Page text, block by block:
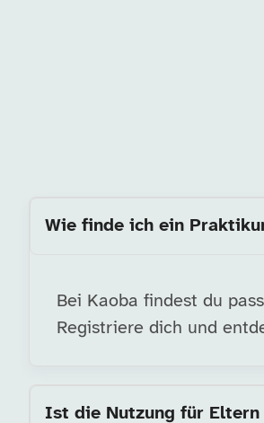
Wie finde ich ein
Bei Kaoba findest du
Registriere dich und
Ist die Nutzung für Eltern